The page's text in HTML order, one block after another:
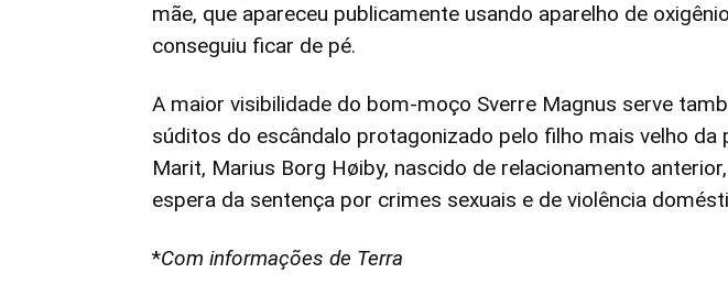
mãe, que apareceu publicamente usando aparelho de
conseguiu ficar de pé.
A maior visibilidade do bom-moço Sverre Magnus serve
súditos do escândalo protagonizado pelo filho mais velho da
Marit, Marius Borg Høiby, nascido de relacionamento
espera da sentença por crimes sexuais e de violência
*Com informações de Terra